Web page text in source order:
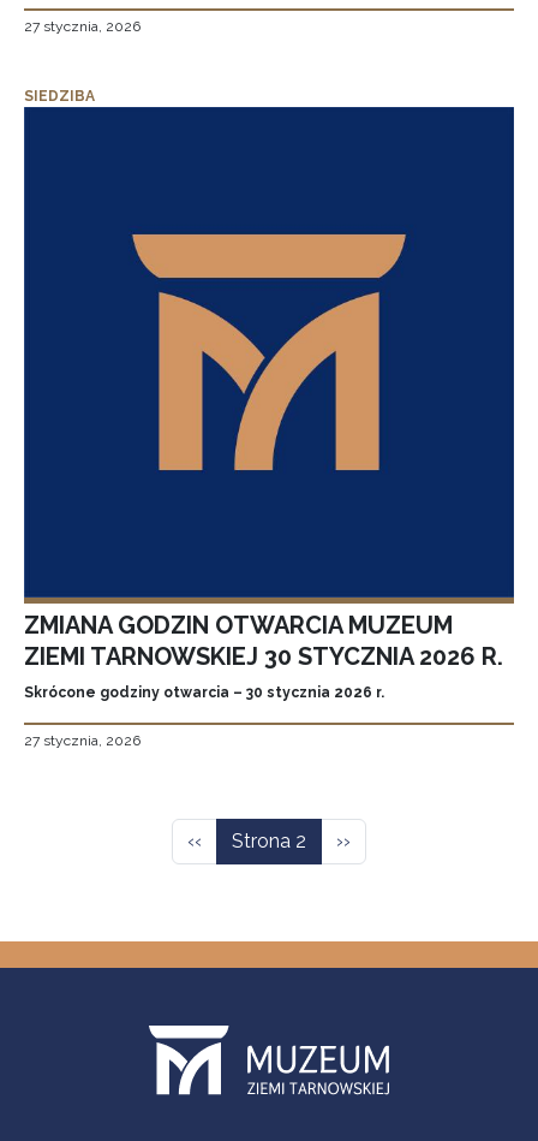
27 stycznia, 2026
SIEDZIBA
ZMIANA GODZIN OTWARCIA MUZEUM
ZIEMI TARNOWSKIEJ 30 STYCZNIA 2026 R.
Skrócone godziny otwarcia – 30 stycznia 2026 r.
27 stycznia, 2026
Poprzednia strona
‹‹ Strona 2 Następna strona
››